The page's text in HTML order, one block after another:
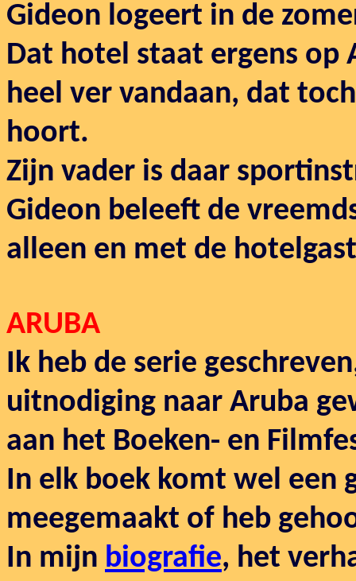
Gideon logeert in de
Dat hotel staat ergens op
heel ver vandaan, dat
hoort.
Zijn vader is daar
Gideon beleeft de
alleen en met de
ARUBA
Ik heb de serie
uitnodiging naar Aruba
aan het Boeken- en
In elk boek komt wel een
meegemaakt of heb
In mijn biografie, het